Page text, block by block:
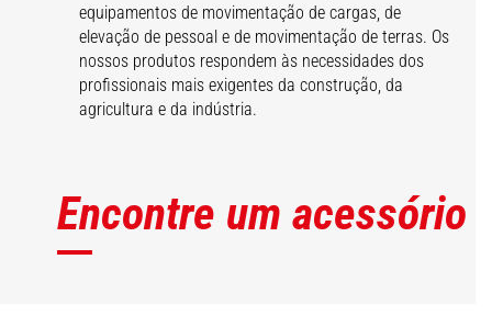
equipamentos de movimentação de cargas, de
elevação de pessoal e de movimentação de terras. Os
nossos produtos respondem às necessidades dos
profissionais mais exigentes da construção, da
agricultura e da indústria.
Encontre um acessório